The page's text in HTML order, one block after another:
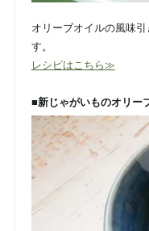
オリーブオイルの風味
す。
レシピはこちら≫
■新じゃがいものオリー